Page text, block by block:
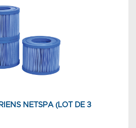
NETSPA (LOT DE 3